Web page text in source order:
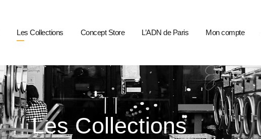
Les Collections Concept Store L’ADN de Paris Mon compte
Les Collections